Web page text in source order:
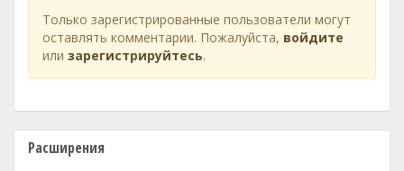
Только зарегистрированные пользователи могут
оставлять комментарии. Пожалуйста, войдите
или зарегистрируйтесь.
Расширения